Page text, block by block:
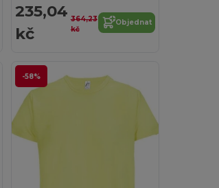
235,04
kč
364,23
kč
Objednat
-58%